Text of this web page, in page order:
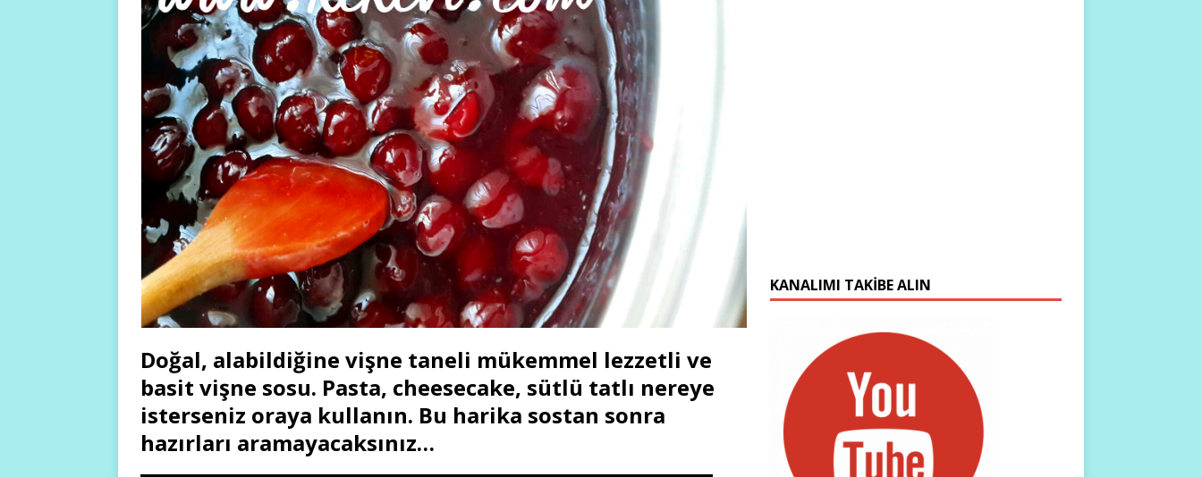
Doğal, alabildiğine vişne taneli mükemmel lezzetli ve
basit vişne sosu. Pasta, cheesecake, sütlü tatlı nereye
isterseniz oraya kullanın. Bu harika sostan sonra
hazırları aramayacaksınız…
KANALIMI TAKIBE ALIN